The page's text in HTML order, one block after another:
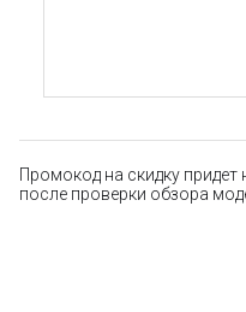
Промокод на скидку придет
после проверки обзора